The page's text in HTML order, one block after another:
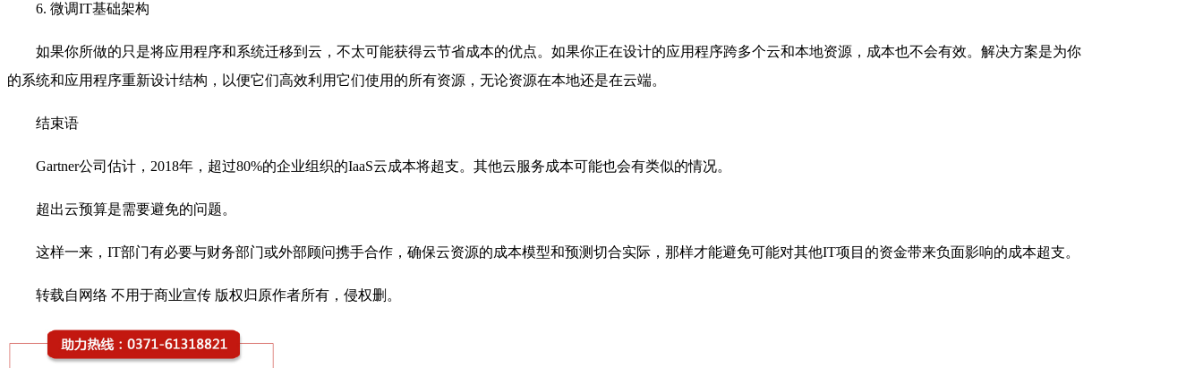
6. 微调IT基础架构
如果你所做的只是将应用程序和系统迁移到云，不太可能获得云节省成本的优点。如果你正在设计的应用程序跨多个云和本地资源，成本也不会有效。解决方案是为你
的系统和应用程序重新设计结构，以便它们高效利用它们使用的所有资源，无论资源在本地还是在云端。
结束语
Gartner公司估计，2018年，超过80%的企业组织的IaaS云成本将超支。其他云服务成本可能也会有类似的情况。
超出云预算是需要避免的问题。
这样一来，IT部门有必要与财务部门或外部顾问携手合作，确保云资源的成本模型和预测切合实际，那样才能避免可能对其他IT项目的资金带来负面影响的成本超支。
转载自网络 不用于商业宣传 版权归原作者所有，侵权删。